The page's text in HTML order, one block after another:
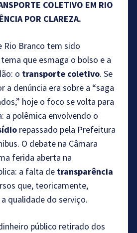
COLETIVO EM RIO
POR CLAREZA.
Rio Branco tem sido
que esmaga o bolso e a
o transporte coletivo. Se
a denúncia era sobre a “saga
hoje o foco se volta para
a polêmica envolvendo o
repassado pela Prefeitura
O debate na Câmara
ferida aberta na
a falta de transparência
que, teoricamente,
qualidade do serviço.
público retirado dos